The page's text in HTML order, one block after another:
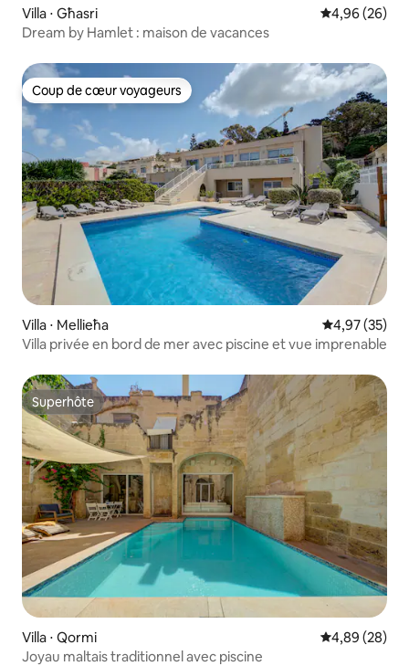
Villa ⋅ Għasri Évaluation
4,96 (26)
Dream by Hamlet : maison de vacances
Coup de cœur voyageurs
Coup de cœur voyageurs
Villa ⋅ Mellieħa Évaluation
4,97 (35)
Villa privée en bord de mer avec piscine et vue imprenable
Superhôte
Superhôte
Villa ⋅ Qormi Évaluation
4,89 (28)
Joyau maltais traditionnel avec piscine